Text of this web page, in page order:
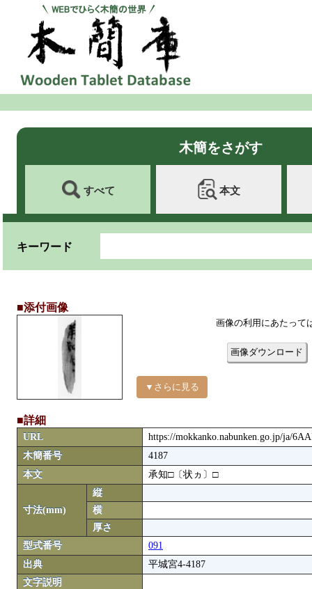
木簡をさがす
すべて 本文
キーワード
■添付画像
▼さらに見る
画像の利用にあたって
画像ダウンロード
■詳細
URL
https://mokkanko.nabunken.go.jp/ja/
木簡番号
4187
本文
承知□〔状ヵ〕□
寸法(mm)
縦
横
厚さ
型式番号
091
出典
平城宮4-4187
文字説明